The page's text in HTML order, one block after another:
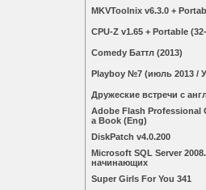
MKVToolnix v6.3.0 +
CPU-Z v1.65 + Portable
Comedy Баттл (2013)
Plаybоy №7 (июль 2013 /
Дружеские встречи с
Adobe Flash Professional
a Book (Eng)
DiskPatch v4.0.200
Microsoft SQL Server
начинающих
Super Girls For You 341